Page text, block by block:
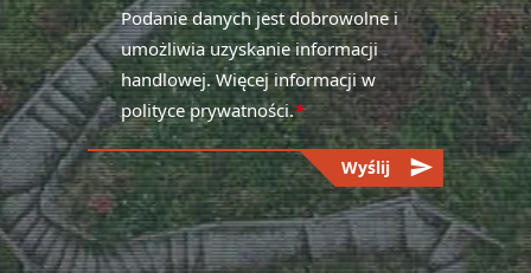
Podanie danych jest dobrowolne i
umożliwia uzyskanie informacji
handlowej. Więcej informacji w
polityce prywatności.*
Wyślij send
Please
leave